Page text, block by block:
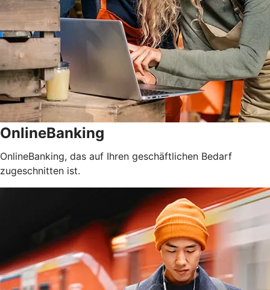
OnlineBanking
OnlineBanking, das auf Ihren geschäftlichen Bedarf
zugeschnitten ist.